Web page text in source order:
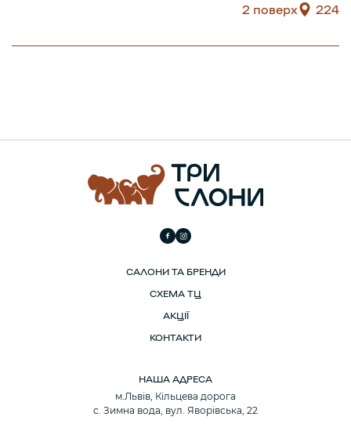
2 поверх
224
САЛОНИ ТА БРЕНДИ
СХЕМА ТЦ
АКЦІЇ
КОНТАКТИ
НАША АДРЕСА
м.Львів, Кільцева дорога
с. Зимна вода, вул. Яворівська, 22